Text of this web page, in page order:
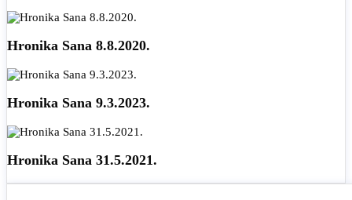
Hronika Sana 8.8.2020.
Hronika Sana 9.3.2023.
Hronika Sana 31.5.2021.